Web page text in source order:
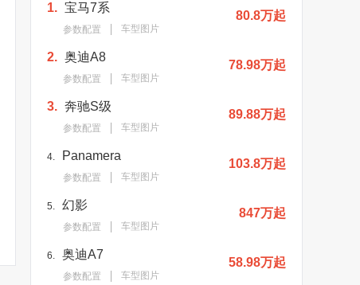
1. 宝马7系
参数配置 车型图片
80.8万起
2. 奥迪A8
参数配置 车型图片
78.98万起
3. 奔驰S级
参数配置 车型图片
89.88万起
4. Panamera
参数配置 车型图片
103.8万起
5. 幻影
参数配置 车型图片
847万起
6. 奥迪A7
参数配置 车型图片
58.98万起